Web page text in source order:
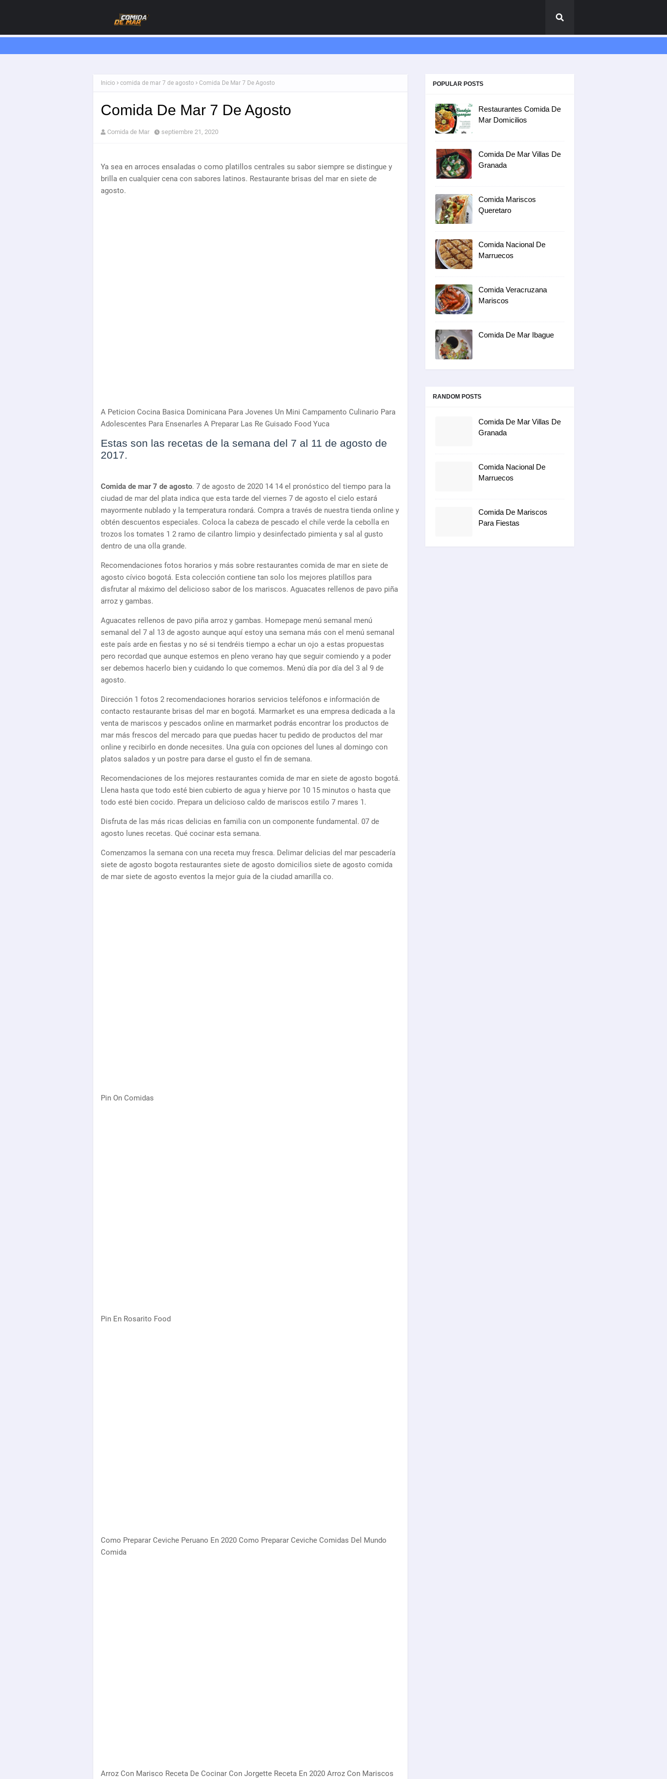
Inicio comida de mar 7 de agosto Comida De Mar 7 De Agosto
Comida De Mar 7 De Agosto
Comida de Mar septiembre 21, 2020
Ya sea en arroces ensaladas o como platillos centrales su sabor siempre se distingue y
brilla en cualquier cena con sabores latinos. Restaurante brisas del mar en siete de
agosto.
A Peticion Cocina Basica Dominicana Para Jovenes Un Mini Campamento Culinario Para
Adolescentes Para Ensenarles A Preparar Las Re Guisado Food Yuca
Estas son las recetas de la semana del 7 al 11 de agosto de
2017.
Comida de mar 7 de agosto. 7 de agosto de 2020 14 14 el pronóstico del tiempo para la
ciudad de mar del plata indica que esta tarde del viernes 7 de agosto el cielo estará
mayormente nublado y la temperatura rondará. Compra a través de nuestra tienda online y
obtén descuentos especiales. Coloca la cabeza de pescado el chile verde la cebolla en
trozos los tomates 1 2 ramo de cilantro limpio y desinfectado pimienta y sal al gusto
dentro de una olla grande.
Recomendaciones fotos horarios y más sobre restaurantes comida de mar en siete de
agosto cívico bogotá. Esta colección contiene tan solo los mejores platillos para
disfrutar al máximo del delicioso sabor de los mariscos. Aguacates rellenos de pavo piña
arroz y gambas.
Aguacates rellenos de pavo piña arroz y gambas. Homepage menú semanal menú
semanal del 7 al 13 de agosto aunque aquí estoy una semana más con el menú semanal
este país arde en fiestas y no sé si tendréis tiempo a echar un ojo a estas propuestas
pero recordad que aunque estemos en pleno verano hay que seguir comiendo y a poder
ser debemos hacerlo bien y cuidando lo que comemos. Menú día por día del 3 al 9 de
agosto.
Dirección 1 fotos 2 recomendaciones horarios servicios teléfonos e información de
contacto restaurante brisas del mar en bogotá. Marmarket es una empresa dedicada a la
venta de mariscos y pescados online en marmarket podrás encontrar los productos de
mar más frescos del mercado para que puedas hacer tu pedido de productos del mar
online y recibirlo en donde necesites. Una guía con opciones del lunes al domingo con
platos salados y un postre para darse el gusto el fin de semana.
Recomendaciones de los mejores restaurantes comida de mar en siete de agosto bogotá.
Llena hasta que todo esté bien cubierto de agua y hierve por 10 15 minutos o hasta que
todo esté bien cocido. Prepara un delicioso caldo de mariscos estilo 7 mares 1.
Disfruta de las más ricas delicias en familia con un componente fundamental. 07 de
agosto lunes recetas. Qué cocinar esta semana.
Comenzamos la semana con una receta muy fresca. Delimar delicias del mar pescadería
siete de agosto bogota restaurantes siete de agosto domicilios siete de agosto comida
de mar siete de agosto eventos la mejor guia de la ciudad amarilla co.
Pin On Comidas
Pin En Rosarito Food
Como Preparar Ceviche Peruano En 2020 Como Preparar Ceviche Comidas Del Mundo
Comida
Arroz Con Marisco Receta De Cocinar Con Jorgette Receta En 2020 Arroz Con Mariscos
POPULAR POSTS
Restaurantes Comida De
Mar Domicilios
Comida De Mar Villas De
Granada
Comida Mariscos
Queretaro
Comida Nacional De
Marruecos
Comida Veracruzana
Mariscos
Comida De Mar Ibague
RANDOM POSTS
Comida De Mar Villas De
Granada
Comida Nacional De
Marruecos
Comida De Mariscos
Para Fiestas